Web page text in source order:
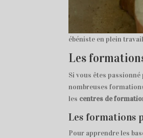
ébéniste en plein travail
Les
Si vous êtes
nombreuses
les centres de
Les formations
Pour apprendre les